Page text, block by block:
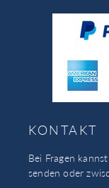
KONTAKT
Bei Fragen
senden oder